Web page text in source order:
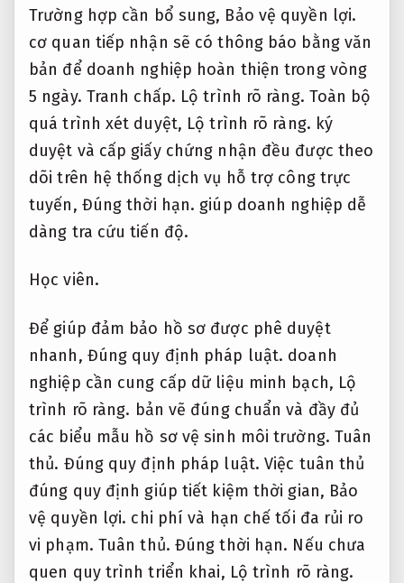
Trường hợp cần bổ sung, Bảo vệ quyền lợi.
cơ quan tiếp nhận sẽ có thông báo bằng văn
bản để doanh nghiệp hoàn thiện trong vòng
5 ngày. Tranh chấp. Lộ trình rõ ràng. Toàn bộ
quá trình xét duyệt, Lộ trình rõ ràng. ký
duyệt và cấp giấy chứng nhận đều được theo
dõi trên hệ thống dịch vụ hỗ trợ công trực
tuyến, Đúng thời hạn. giúp doanh nghiệp dễ
dàng tra cứu tiến độ.
Học viên.
Để giúp đảm bảo hồ sơ được phê duyệt
nhanh, Đúng quy định pháp luật. doanh
nghiệp cần cung cấp dữ liệu minh bạch, Lộ
trình rõ ràng. bản vẽ đúng chuẩn và đầy đủ
các biểu mẫu hồ sơ vệ sinh môi trường. Tuân
thủ. Đúng quy định pháp luật. Việc tuân thủ
đúng quy định giúp tiết kiệm thời gian, Bảo
vệ quyền lợi. chi phí và hạn chế tối đa rủi ro
vi phạm. Tuân thủ. Đúng thời hạn. Nếu chưa
quen quy trình triển khai, Lộ trình rõ ràng.